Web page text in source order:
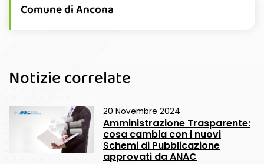
Comune di Ancona
Notizie correlate
20 Novembre 2024
Amministrazione Trasparente:
cosa cambia con i nuovi
Schemi di Pubblicazione
approvati da ANAC